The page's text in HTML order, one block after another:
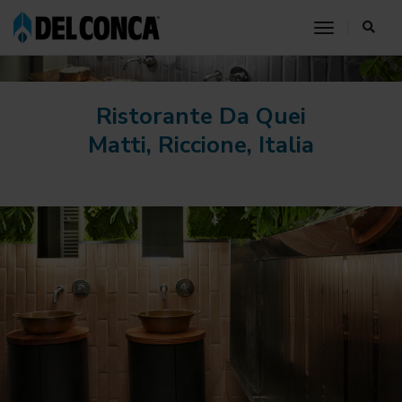
toggle
Ristorante Da Quei
Matti, Riccione, Italia